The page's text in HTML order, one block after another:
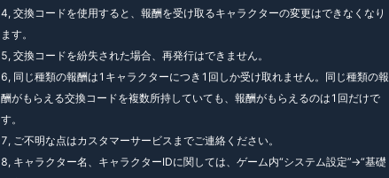
4, 交換コードを使用すると、報酬を受け取るキャラクターの変更はできなくなり
ます。
5, 交換コードを紛失された場合、再発行はできません。
6, 同じ種類の報酬は1キャラクターにつき1回しか受け取れません。同じ種類の報
酬がもらえる交換コードを複数所持していても、報酬がもらえるのは1回だけで
す。
7, ご不明な点はカスタマーサービスまでご連絡ください。
8, キャラクター名、キャラクターIDに関しては、ゲーム内“システム設定”→“基礎